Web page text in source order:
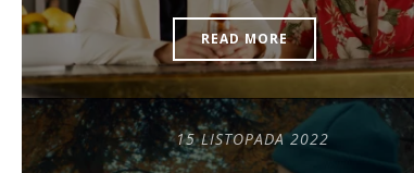
READ MORE
15 LISTOPADA 2022